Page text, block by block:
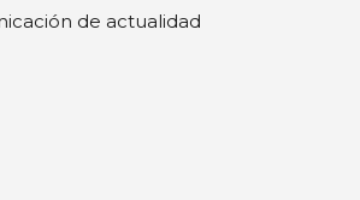
de actualidad